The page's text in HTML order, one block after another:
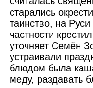
старались
таинство, на
частности
уточняет Семён
устраивали
блюдом была
меду, раздавать